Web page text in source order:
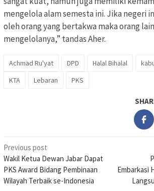
mengelola alam semesta ini. Jika negeri
oleh orang yang bertakwa maka orang
mengelolanya,” tandas Aher.
Achmad Ru'yat DPD Halal Bihalal
KTA
Lebaran PKS
Post
navigation
Previous post
Wakil Ketua Dewan Jabar Dapat
PKS Award Bidang Pembinaan
Wilayah Terbaik se-Indonesia
Embarkasi